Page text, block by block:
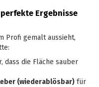
Ergebnisse
Profi gemalt aussieht,
dass die Fläche sauber
(wiederablösbar) für